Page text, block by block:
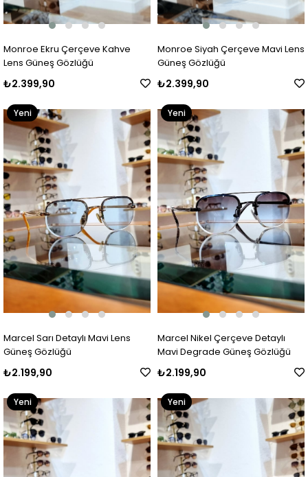
Monroe Ekru Çerçeve Kahve
Lens Güneş Gözlüğü
₺2.399,90
Monroe Siyah Çerçeve Mavi Lens
Güneş Gözlüğü
₺2.399,90
Marcel Sarı Detaylı Mavi Lens
Güneş Gözlüğü
₺2.199,90
Yeni
Ürün
Marcel Nikel Çerçeve Detaylı
Mavi Degrade Güneş Gözlüğü
₺2.199,90
Yeni
Ürün
Yeni
Ürün
Yeni
Ürün